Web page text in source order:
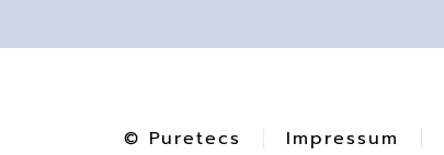
© Puretecs Impressum